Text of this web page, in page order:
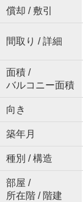
償却 / 敷引
間取り / 詳細
面積 /
バルコニー面積
向き
築年月
種別 / 構造
部屋 /
所在階 / 階建